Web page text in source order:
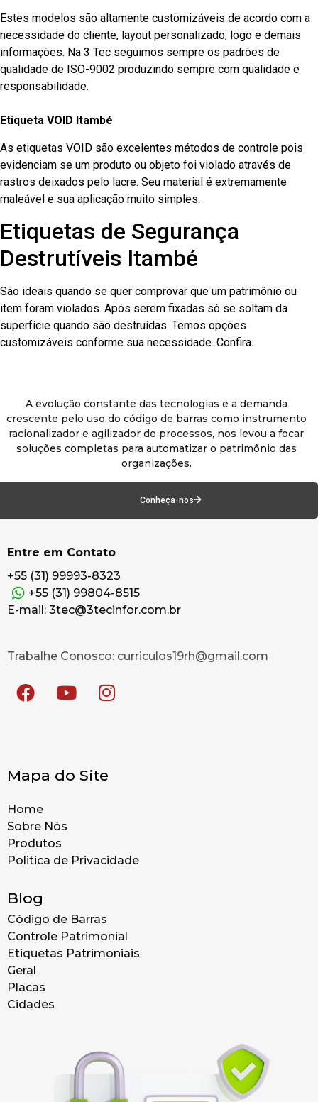
Estes modelos são altamente customizáveis de acordo com a
necessidade do cliente, layout personalizado, logo e demais
informações. Na 3 Tec seguimos sempre os padrões de
qualidade de ISO-9002 produzindo sempre com qualidade e
responsabilidade.
Etiqueta VOID Itambé
As etiquetas VOID são excelentes métodos de controle pois
evidenciam se um produto ou objeto foi violado através de
rastros deixados pelo lacre. Seu material é extremamente
maleável e sua aplicação muito simples.
Etiquetas de Segurança
Destrutíveis Itambé
São ideais quando se quer comprovar que um patrimônio ou
item foram violados. Após serem fixadas só se soltam da
superfície quando são destruídas. Temos opções
customizáveis conforme sua necessidade. Confira.
A evolução constante das tecnologias e a demanda
crescente pelo uso do código de barras como instrumento
racionalizador e agilizador de processos, nos levou a focar
soluções completas para automatizar o patrimônio das
organizações.
Conheça-nos
Entre em Contato
+55 (31) 99993-8323
+55 (31) 99804-8515
E-mail: 3tec@3tecinfor.com.br
Trabalhe Conosco: curriculos19rh@gmail.com
Mapa do Site
Home
Sobre Nós
Produtos
Politica de Privacidade
Blog
Código de Barras
Controle Patrimonial
Etiquetas Patrimoniais
Geral
Placas
Cidades